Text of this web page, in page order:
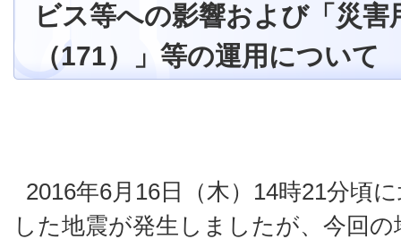
ビス等への影響および「災害
（171）」等の運用について
2016年6月16日（木）14時21分頃
した地震が発生しましたが、今回